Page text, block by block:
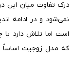
درک تفاوت میان این
نمی‌شود و در ادامه
است اما تلاش دارد
که مدل زوجیت اساساً